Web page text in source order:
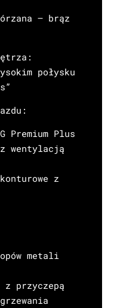
– brąz
połysku
Premium Plus
wentylacją
z
metali
z przyczepą